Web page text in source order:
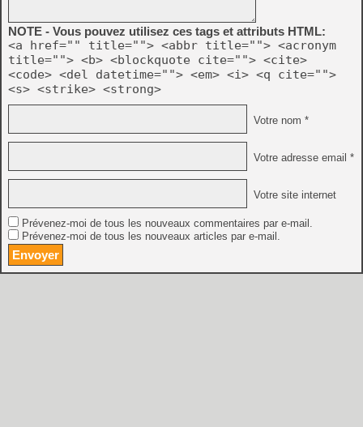
NOTE - Vous pouvez utilisez ces tags et attributs HTML:
<a href="" title=""> <abbr title=""> <acronym
title=""> <b> <blockquote cite=""> <cite>
<code> <del datetime=""> <em> <i> <q cite="">
<s> <strike> <strong>
Votre nom *
Votre adresse email *
Votre site internet
Prévenez-moi de tous les nouveaux commentaires par e-mail.
Prévenez-moi de tous les nouveaux articles par e-mail.